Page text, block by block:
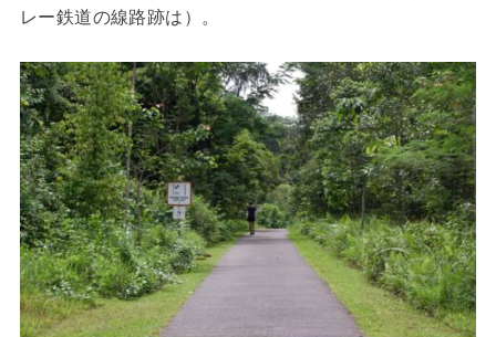
レー鉄道の線路跡は）。